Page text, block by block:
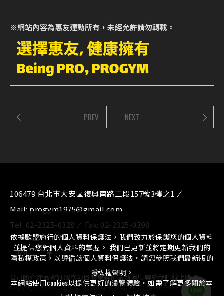
※網站內容為惠友運動所有，未經允許請勿轉載。
PREV NEXT
106479 台北市大安區復興南路二段157號3樓之1
Mail: progym1975@gmail.com
Tel: 02-2325-0328 Fax: 02-2325-0398
公司簡介產品資訊 服務項目⁄實績案例⁄最新消息 聯絡我們 線上購物
Copyright © 惠友運動器材股份有限公司. All Right Reserved.
依據歐盟施行的個人資料保護法，我們致力於保護您的個人資料
並提供您對個人資料的掌握。 我們已更新並將定期更新我們的
隱私權政策，以遵循該個人資料保護法。請您參照我們最新版的
隱私權聲明 。
本網站使用cookies以提供更好的瀏覽體驗。如需了解更多關於本